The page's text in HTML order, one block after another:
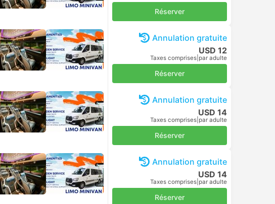
Réserver
Annulation gratuite
USD 12
Taxes comprises par adulte
Réserver
Annulation gratuite
USD 14
Taxes comprises par adulte
Réserver
Annulation gratuite
USD 14
Taxes comprises par adulte
Réserver